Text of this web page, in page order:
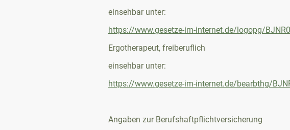
einsehbar unter:
https://www.gesetze-im-internet.de/logopg/
Ergotherapeut, freiberuflich
einsehbar unter:
https://www.gesetze-im-internet.de/bearbthg/
Angaben zur Berufshaftpflichtversicherung